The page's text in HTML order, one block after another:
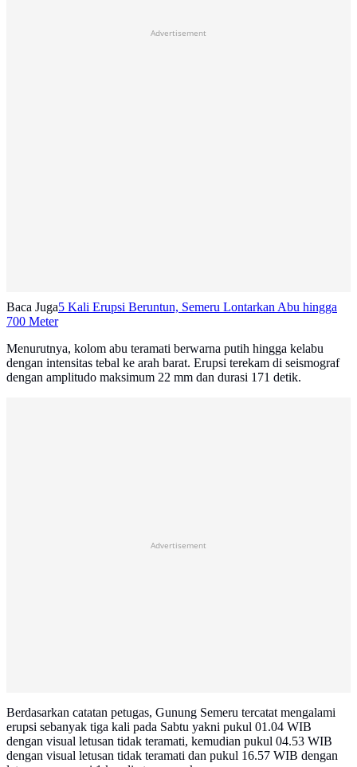
Advertisement
Baca Juga5 Kali Erupsi Beruntun, Semeru Lontarkan Abu hingga
700 Meter
Menurutnya, kolom abu teramati berwarna putih hingga kelabu
dengan intensitas tebal ke arah barat. Erupsi terekam di seismograf
dengan amplitudo maksimum 22 mm dan durasi 171 detik.
Advertisement
Berdasarkan catatan petugas, Gunung Semeru tercatat mengalami
erupsi sebanyak tiga kali pada Sabtu yakni pukul 01.04 WIB
dengan visual letusan tidak teramati, kemudian pukul 04.53 WIB
dengan visual letusan tidak teramati dan pukul 16.57 WIB dengan